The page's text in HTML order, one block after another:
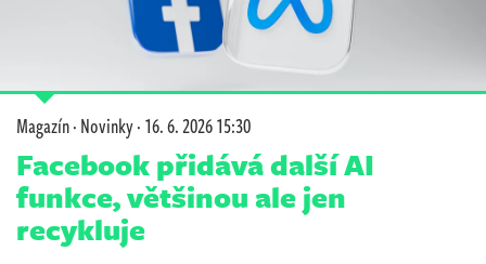
Magazín·Novinky·16. 6. 2026 15:30
Facebook přidává další AI
funkce, většinou ale jen
recykluje